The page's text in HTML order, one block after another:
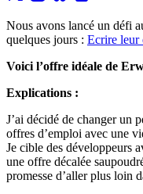
Nous avons lancé un défi
quelques jours : Ecrire leur
Voici l’offre idéale de
Explications :
J’ai décidé de changer un
offres d’emploi avec une
Je cible des développeurs
une offre décalée
promesse d’aller plus loin